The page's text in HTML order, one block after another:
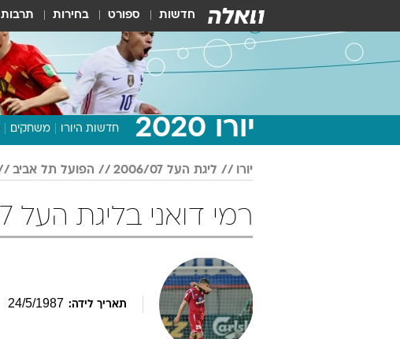
חדשות ספורט בחירות תרבות
יורו 2020 חדשות היורו משחקים
יורו ליגת העל 2006/07 הפועל תל אביב
רמי דואני בליגת העל 2006/07 כדורגל
תאריך לידה: 24/5/1987